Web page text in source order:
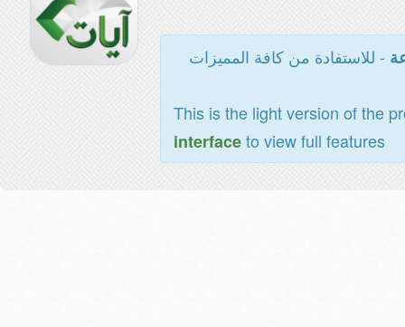
- للاستفادة من كافة المميزات
This is the light version of the
interfaceto view full features